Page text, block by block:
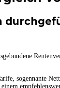
sogennante